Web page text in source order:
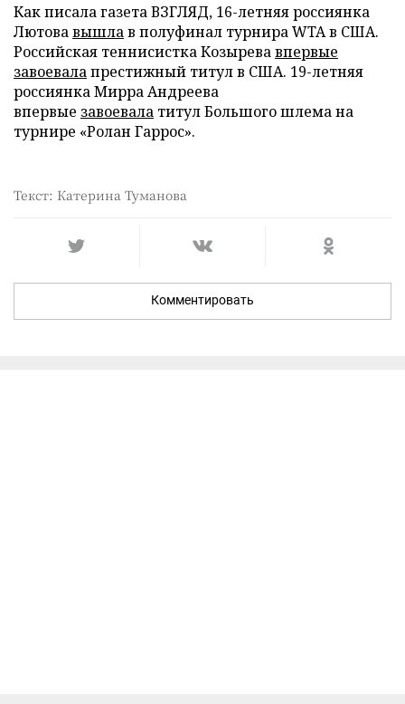
Как писала газета ВЗГЛЯД, 16-летняя россиянка
Лютовавышлав полуфинал турнира WTA в США.
Российская теннисистка Козыревавпервые
завоевалапрестижный титул в США. 19-летняя
россиянка Мирра Андреева
впервые завоевала титул Большого шлема на
турнире «Ролан Гаррос».
Текст: Катерина Туманова
Комментировать